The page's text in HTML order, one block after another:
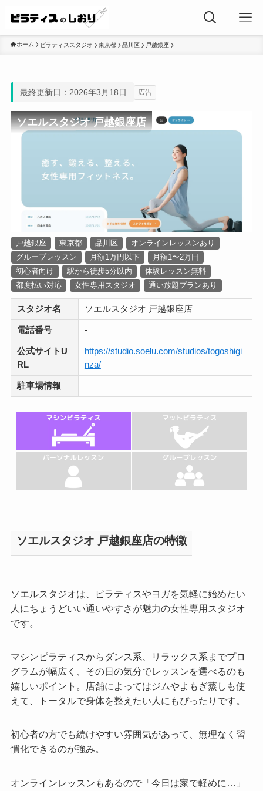
ホーム ピラティススタジオ 東京都 品川区 戸越銀座
最終更新日：2026年3月18日 広告
ソエルスタジオ 戸越銀座店
戸越銀座 東京都 品川区
オンラインレッスンあり
グループレッスン
月額1万円以下
月額1〜2万円
初心者向け
駅から徒歩5分以内
体験レッスン無料
都度払い対応
女性専用スタジオ 通い放題プランあり
スタジオ名 ソエルスタジオ 戸越銀座店
電話番号 -
公式サイトU
RL
https://studio.soelu.com/studios/togoshigi
nza/
駐車場情報 –
ソエルスタジオ 戸越銀座店の特徴
ソエルスタジオは、ピラティスやヨガを気軽に始めたい
人にちょうどいい通いやすさが魅力の女性専用スタジオ
です。
マシンピラティスからダンス系、リラックス系までプロ
グラムが幅広く、その日の気分でレッスンを選べるのも
嬉しいポイント。店舗によってはジムやよもぎ蒸しも使
えて、トータルで身体を整えたい人にもぴったりです。
初心者の方でも続けやすい雰囲気があって、無理なく習
慣化できるのが強み。
オンラインレッスンもあるので「今日は家で軽めに…」